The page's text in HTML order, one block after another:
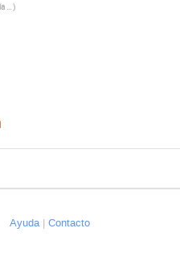
Servicio de Oncología Radioterápica, Consorcio Hospital General Universitario de Valencia)
Ayuda Contacto